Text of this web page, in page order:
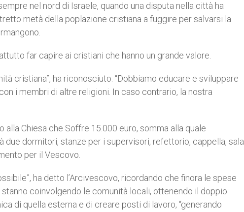
nel nord di Israele, quando una disputa nella città ha
metà della poplazione cristiana a fuggire per salvarsi la
far capire ai cristiani che hanno un grande valore.
cristiana”, ha riconosciuto. “Dobbiamo educare e sviluppare
i membri di altre religioni. In caso contrario, la nostra
Chiesa che Soffre 15.000 euro, somma alla quale
dormitori, stanze per i supervisori, refettorio, cappella, sala
per il Vescovo.
ha detto l’Arcivescovo, ricordando che finora le spese
coinvolgendo le comunità locali, ottenendo il doppio
di quella esterna e di creare posti di lavoro, “generando